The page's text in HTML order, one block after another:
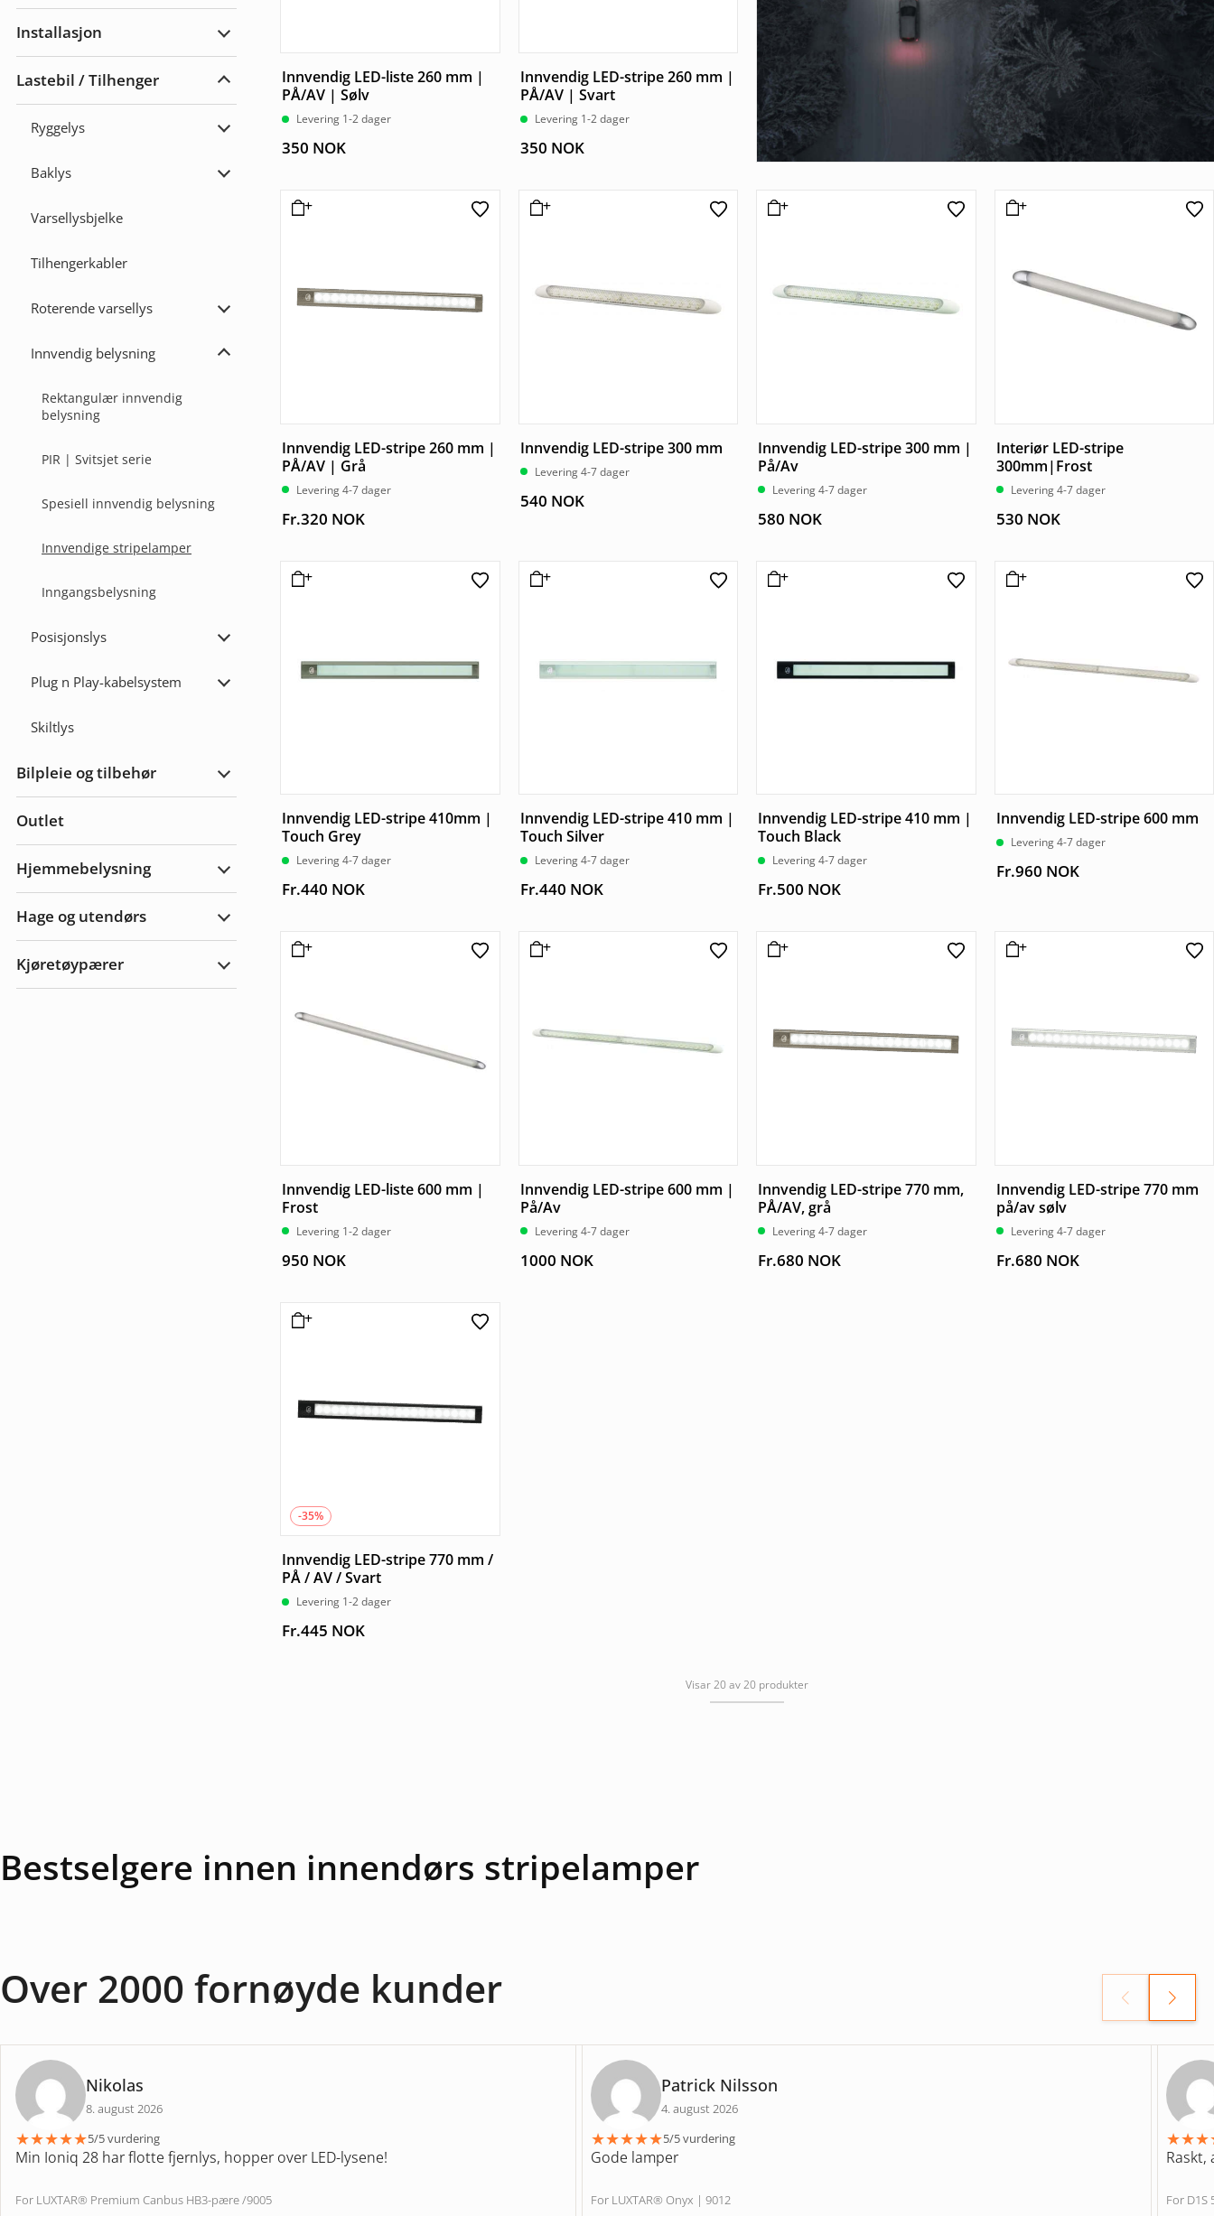
Installasjon
Utvid
Lastebil / Tilhenger
Utvid
Tilhenger
Ryggelys
Utvid
Baklys
Utvid
Varsellysbjelke
Tilhengerkabler
Roterende varsellys
Utvid
Innvendig belysning
Utvid
Rektangulær innvendig
belysning
PIR | Svitsjet serie
Spesiell innvendig belysning
Innvendige stripelamper
Inngangsbelysning
Posisjonslys
Utvid
Plug n Play-kabelsystem
Utvid
Skiltlys
Bilpleie og tilbehør
Utvid
Outlet
Hjemmebelysning
Utvid
Hjemmebelysning
Hage og utendørs
Utvid
utendørs
Kjøretøypærer
Utvid
Innvendig LED-liste 260 mm |
PÅ/AV | Sølv
Levering 1-2 dager
350 NOK
Innvendig LED-stripe 260 mm |
PÅ/AV | Svart
Levering 1-2 dager
350 NOK
Innvendig LED-stripe 260 mm |
PÅ/AV | Grå
Levering 4-7 dager
Fr.320 NOK
Innvendig LED-stripe 300 mm
Levering 4-7 dager
540 NOK
Innvendig LED-stripe 300 mm |
På/Av
Levering 4-7 dager
580 NOK
Interiør LED-stripe
300mm|Frost
Levering 4-7 dager
530 NOK
Innvendig LED-stripe 410mm |
Touch Grey
Levering 4-7 dager
Fr.440 NOK
Innvendig LED-stripe 410 mm |
Touch Silver
Levering 4-7 dager
Fr.440 NOK
Innvendig LED-stripe 410 mm |
Touch Black
Levering 4-7 dager
Fr.500 NOK
Innvendig LED-stripe 600 mm
Levering 4-7 dager
Fr.960 NOK
Innvendig LED-liste 600 mm |
Frost
Levering 1-2 dager
950 NOK
Innvendig LED-stripe 600 mm |
På/Av
Levering 4-7 dager
1000 NOK
Innvendig LED-stripe 770 mm,
PÅ/AV, grå
Levering 4-7 dager
Fr.680 NOK
Innvendig LED-stripe 770 mm
på/av sølv
Levering 4-7 dager
Fr.680 NOK
-35%
Innvendig LED-stripe 770 mm /
PÅ / AV / Svart
Levering 1-2 dager
Fr.445 NOK
Visar 20 av 20 produkter
Bestselgere innen innendørs stripelamper
Over 2000 fornøyde kunder
Nikolas
8. august 2026
★★★★★5/5 vurdering
Min Ioniq 28 har flotte fjernlys, hopper over LED-lysene!
For LUXTAR® Premium Canbus HB3-pære /9005
Patrick Nilsson
4. august 2026
★★★★★5/5 vurdering
Gode lamper
For LUXTAR® Onyx | 9012
★★★
For D1S